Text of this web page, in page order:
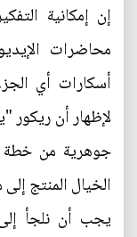
إن إمكانية
محاضرات
أسكارات أي
لإظهار أن ريكور
جوهرية من خطة
الخيال المنتج
يجب أن نلجأ إلى